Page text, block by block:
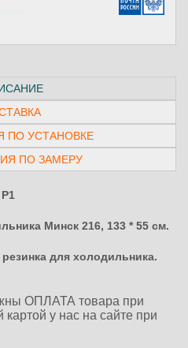
ПО УСТАНОВКЕ
ПО ЗАМЕРУ
Минск 216, 133 * 55 см.
для холодильника.
ОПЛАТА товара при
картой у нас на сайте при